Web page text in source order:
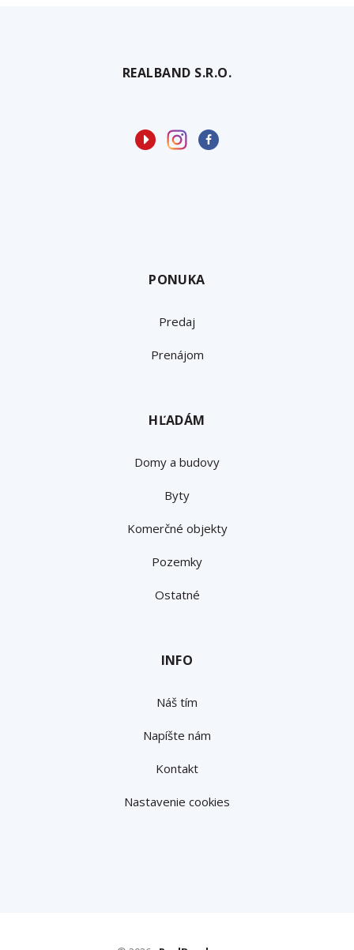
REALBAND S.R.O.
PONUKA
Predaj
Prenájom
HĽADÁM
Domy a budovy
Byty
Komerčné objekty
Pozemky
Ostatné
INFO
Náš tím
Napíšte nám
Kontakt
Nastavenie cookies